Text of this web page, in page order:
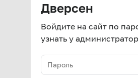
Дверсен
Войдите на сайт по
узнать у